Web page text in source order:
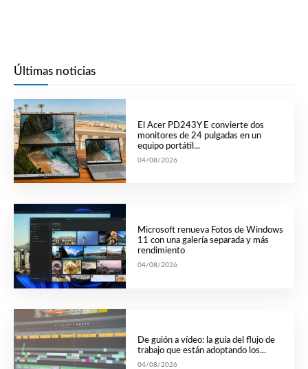
Últimas noticias
El Acer PD243Y E convierte dos
monitores de 24 pulgadas en un
equipo portátil...
04/08/2026
Microsoft renueva Fotos de Windows
11 con una galería separada y más
rendimiento
04/08/2026
De guión a vídeo: la guía del flujo de
trabajo que están adoptando los...
04/08/2026